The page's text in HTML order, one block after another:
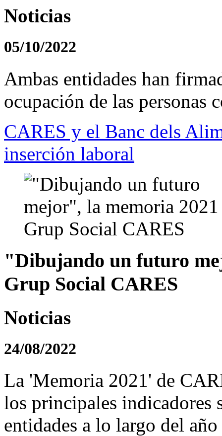
Noticias
05/10/2022
Ambas entidades han
ocupación de las personas
CARES y el Banc dels
inserción laboral
"Dibujando un futuro
Grup Social CARES
Noticias
24/08/2022
La 'Memoria 2021' de
los principales indicadores
entidades a lo largo del año